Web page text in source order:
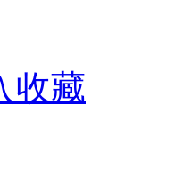
收藏